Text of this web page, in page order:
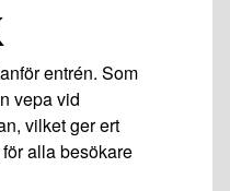
entrén. Som
vepa vid
vilket ger ert
alla besökare